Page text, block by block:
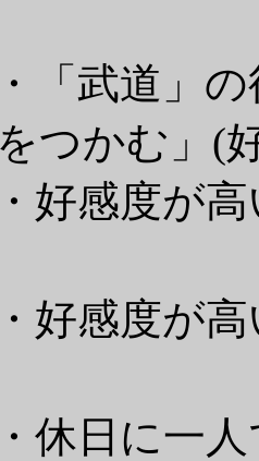
「武道」
つかむ」(
好感度が
好感度が
休日に一